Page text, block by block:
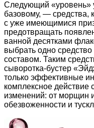
Следующий «уровень»
базовому, — средства,
с уже имеющимися
предотвращать
ванной десятками
выбрать одно
составом. Таким
сыворотка-бустер
только эффективные
комплексное действие
изменений: от морщин
обезвоженности и